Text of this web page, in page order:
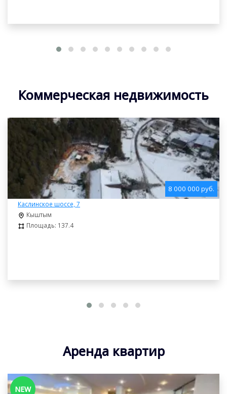
Коммерческая недвижимость
8 000 000 руб.
Каслинское шоссе, 7
Кыштым
Площадь: 137.4
Аренда квартир
NEW